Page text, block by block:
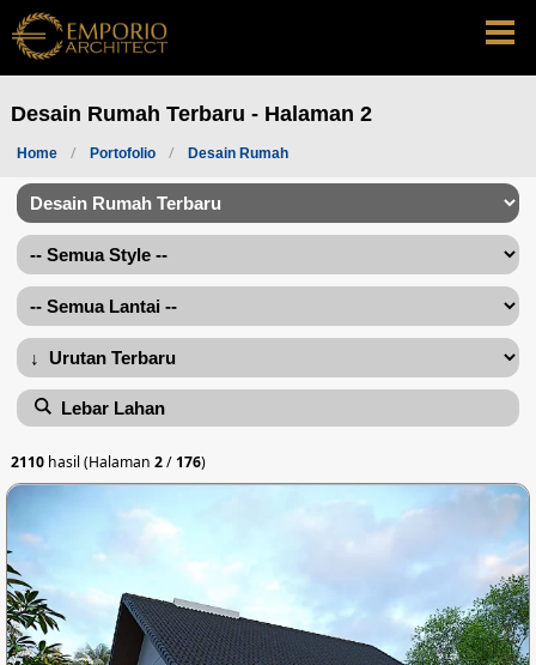
Desain Rumah Terbaru - Halaman 2
Home Portofolio Desain Rumah
Lebar Lahan
2110 hasil (Halaman2/ 176)